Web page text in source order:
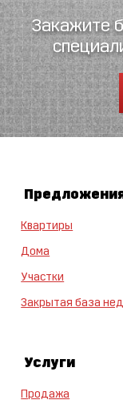
Закажите
Квартиры
Дома
Участки
Закрытая база
Услуги
Продажа